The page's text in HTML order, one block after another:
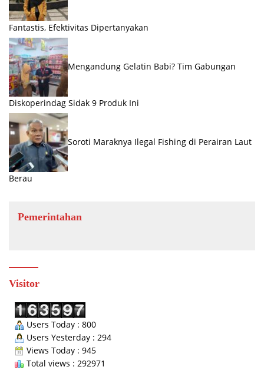
Fantastis, Efektivitas Dipertanyakan
Mengandung Gelatin Babi? Tim Gabungan
Diskoperindag Sidak 9 Produk Ini
Soroti Maraknya Ilegal Fishing di Perairan Laut
Berau
Pemerintahan
Visitor
Users Today : 800
Users Yesterday : 294
Views Today : 945
Total views : 292971